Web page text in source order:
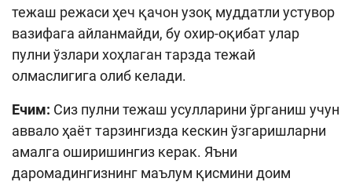
тежаш режаси ҳеч қачон узоқ муддатли устувор
вазифага айланмайди, бу охир-оқибат улар
пулни ўзлари хоҳлаган тарзда тежай
олмаслигига олиб келади.
Ечим: Сиз пулни тежаш усулларини ўрганиш учун
аввало ҳаёт тарзингизда кескин ўзгаришларни
амалга оширишингиз керак. Яъни
даромадингизнинг маълум қисмини доим